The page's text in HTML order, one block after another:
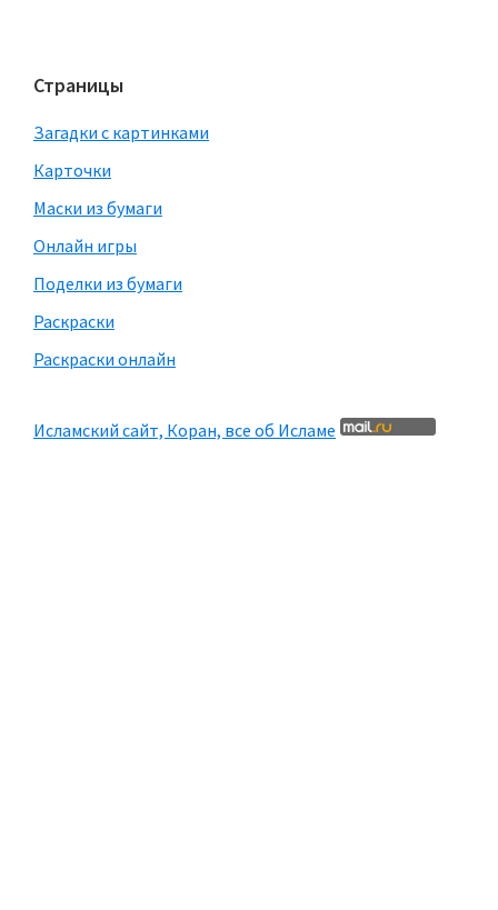
Страницы
Загадки с картинками
Карточки
Маски из бумаги
Онлайн игры
Поделки из бумаги
Раскраски
Раскраски онлайн
Исламский сайт, Коран, все об Исламе